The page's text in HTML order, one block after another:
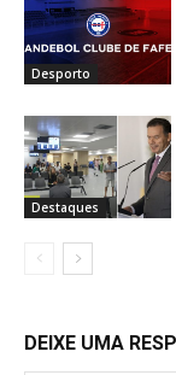
Desporto
Destaques
DEIXE UMA